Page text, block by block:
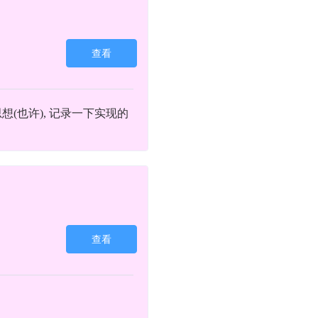
查看
(也许), 记录一下实现的
查看